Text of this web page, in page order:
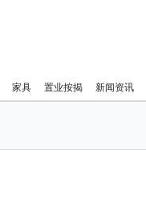
家具 置业按揭 新闻资讯